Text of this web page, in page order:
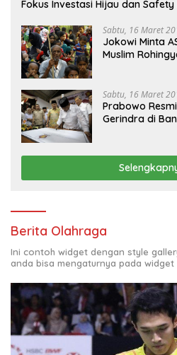
Fokus Investasi Hijau dan
Sabtu, 16 Maret
Jokowi Minta
Muslim
Sabtu, 16 Maret
Prabowo
Gerindra di
Berita Olahraga
Ini contoh widget dengan style
anda bisa mengaturnya pada